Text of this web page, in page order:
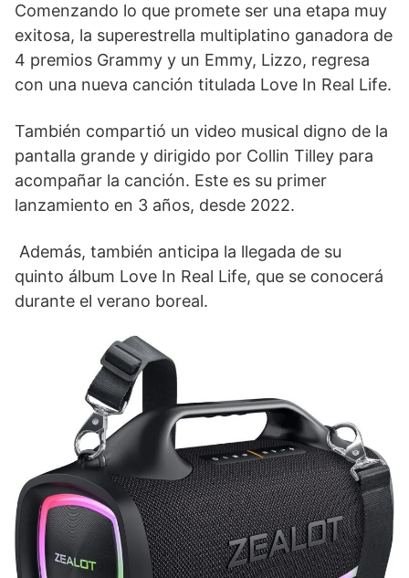
Comenzando lo que promete ser una etapa muy
exitosa, la superestrella multiplatino ganadora de
4 premios Grammy y un Emmy, Lizzo, regresa
con una nueva canción titulada Love In Real Life.
También compartió un video musical digno de la
pantalla grande y dirigido por Collin Tilley para
acompañar la canción. Este es su primer
lanzamiento en 3 años, desde 2022.
Además, también anticipa la llegada de su
quinto álbum Love In Real Life, que se conocerá
durante el verano boreal.